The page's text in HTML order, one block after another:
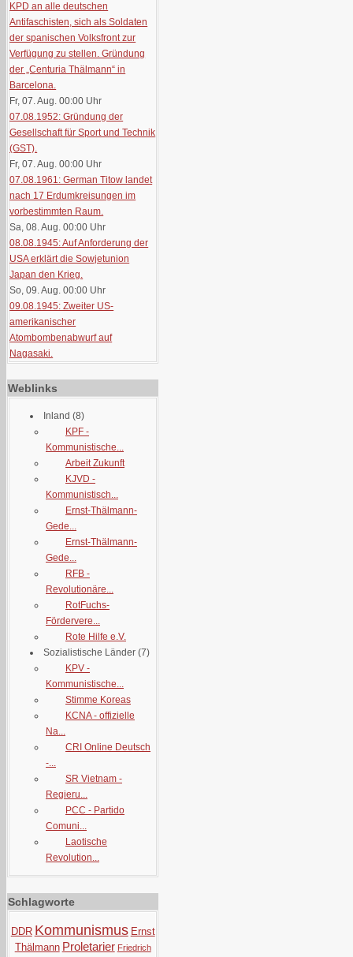
KPD an alle deutschen
Antifaschisten, sich als Soldaten
der spanischen Volksfront zur
Verfügung zu stellen. Gründung
der „Centuria Thälmann“ in
Barcelona.
Fr, 07. Aug. 00:00 Uhr
07.08.1952: Gründung der
Gesellschaft für Sport und Technik
(GST).
Fr, 07. Aug. 00:00 Uhr
07.08.1961: German Titow landet
nach 17 Erdumkreisungen im
vorbestimmten Raum.
Sa, 08. Aug. 00:00 Uhr
08.08.1945: Auf Anforderung der
USA erklärt die Sowjetunion
Japan den Krieg.
So, 09. Aug. 00:00 Uhr
09.08.1945: Zweiter US-
amerikanischer
Atombombenabwurf auf
Nagasaki.
Weblinks
Inland (8)
KPF -
Kommunistische...
Arbeit Zukunft
KJVD -
Kommunistisch...
Ernst-Thälmann-
Gede...
Ernst-Thälmann-
Gede...
RFB -
Revolutionäre...
RotFuchs-
Fördervere...
Rote Hilfe e.V.
Sozialistische Länder (7)
KPV -
Kommunistische...
Stimme Koreas
KCNA - offizielle
Na...
CRI Online Deutsch
-...
SR Vietnam -
Regieru...
PCC - Partido
Comuni...
Laotische
Revolution...
Schlagworte
DDR Kommunismus Ernst
Thälmann Proletarier Friedrich